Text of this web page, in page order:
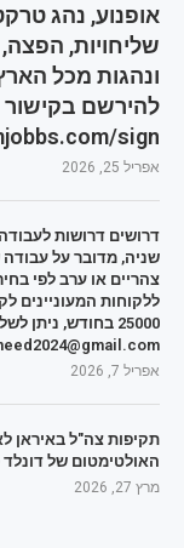
אופנוע, נהג
שליחויות, הפצה,
ונהגות מכל
להירשם
sign/
אפריל 25, 2026
שניה, מדובר על
צהריים או ערב לפי
25000 בחודש,
אפריל 7, 2026
תקיפות צה"ל באיראן
האולטימטום של
מרץ 27, 2026